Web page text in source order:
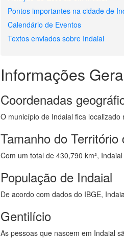
Pontos importantes na cidade de
Calendário de Eventos
Textos enviados sobre Indaial
Informações
Coordenadas
O município de Indaial fica
Tamanho do Território
Com um total de 430,790 km²,
População de Indaial
De acordo com dados do IBGE,
Gentilício
As pessoas que nascem em Indaial